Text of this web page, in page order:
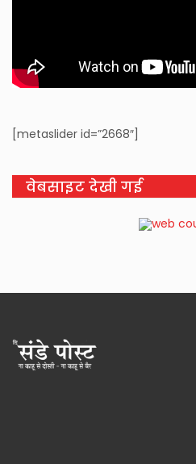
[metaslider id=”2668″]
वेबसाइट देखी गई